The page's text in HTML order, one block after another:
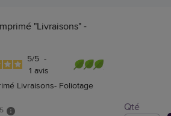
"Livraisons" -
5/5 -
1 avis
Livraisons- Foliotage
Qté